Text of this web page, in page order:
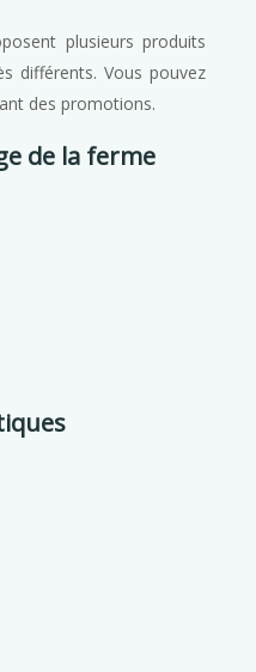
plusieurs produits
différents. Vous pouvez
des promotions.
de la ferme